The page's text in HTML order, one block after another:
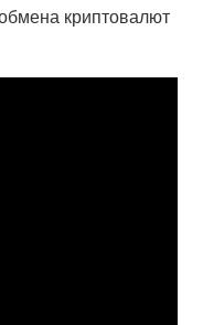
криптовалют